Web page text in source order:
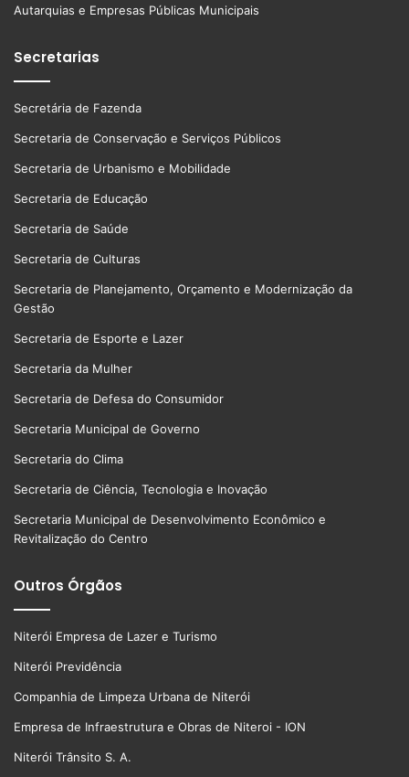
Autarquias e Empresas Públicas Municipais
Secretarias
Secretária de Fazenda
Secretaria de Conservação e Serviços Públicos
Secretaria de Urbanismo e Mobilidade
Secretaria de Educação
Secretaria de Saúde
Secretaria de Culturas
Secretaria de Planejamento, Orçamento e Modernização da
Gestão
Secretaria de Esporte e Lazer
Secretaria da Mulher
Secretaria de Defesa do Consumidor
Secretaria Municipal de Governo
Secretaria do Clima
Secretaria de Ciência, Tecnologia e Inovação
Secretaria Municipal de Desenvolvimento Econômico e
Revitalização do Centro
Outros Órgãos
Niterói Empresa de Lazer e Turismo
Niterói Previdência
Companhia de Limpeza Urbana de Niterói
Empresa de Infraestrutura e Obras de Niteroi - ION
Niterói Trânsito S. A.